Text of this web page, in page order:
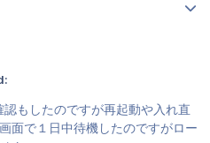
もしたのですが再起動や入れ直
面で１日中待機したのですがロー